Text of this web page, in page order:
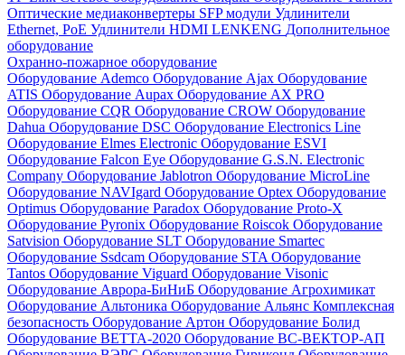
Оптические медиаконвертеры SFP модули Удлинители
Ethernet, PoE Удлинители HDMI LENKENG Дополнительное
оборудование
Охранно-пожарное оборудование
Оборудование Ademco Оборудование Ajax Оборудование
ATIS Оборудование Aupax Оборудование AX PRO
Оборудование CQR Оборудование CROW Оборудование
Dahua Оборудование DSC Оборудование Electronics Line
Оборудование Elmes Electronic Оборудование ESVI
Оборудование Falcon Eye Оборудование G.S.N. Electronic
Company Оборудование Jablotron Оборудование MicroLine
Оборудование NAVIgard Оборудование Optex Оборудование
Optimus Оборудование Paradox Оборудование Proto-X
Оборудование Pyronix Оборудование Roiscok Оборудование
Satvision Оборудование SLT Оборудование Smartec
Оборудование Ssdcam Оборудование STA Оборудование
Tantos Оборудование Viguard Оборудование Visonic
Оборудование Аврора-БиНиБ Оборудование Агрохимикат
Оборудование Альтоника Оборудование Альянс Комплексная
безопасность Оборудование Артон Оборудование Болид
Оборудование ВЕТТА-2020 Оборудование ВС-ВЕКТОР-АП